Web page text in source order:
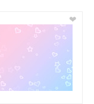
❤